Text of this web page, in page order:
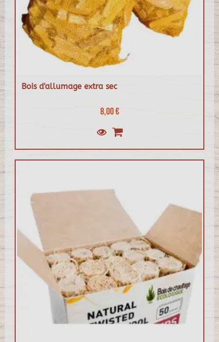
Bois d'allumage extra sec
8,00 €